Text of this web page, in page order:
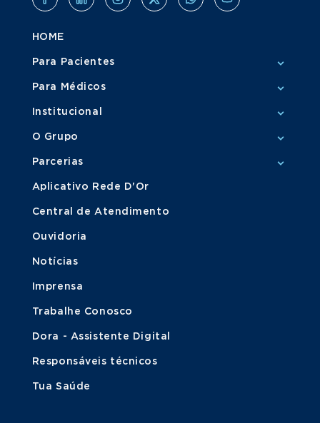
HOME
Para Pacientes
Para Médicos
Institucional
O Grupo
Parcerias
Aplicativo Rede D'Or
Central de Atendimento
Ouvidoria
Notícias
Imprensa
Trabalhe Conosco
Dora - Assistente Digital
Responsáveis técnicos
Tua Saúde